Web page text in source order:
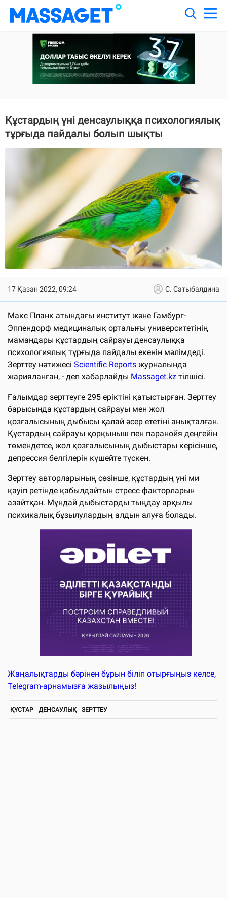
Құстардың үні денсаулыққа психологиялық
тұрғыда пайдалы болып шықты
17 Қазан 2022, 09:24 С. Сатыбалдина
Макс Планк атындағы институт және Гамбург-
Эппендорф медициналық орталығы университетінің
мамандары құстардың сайрауы денсаулыққа
психологиялық тұрғыда пайдалы екенін мәлімдеді.
Зерттеу нәтижесі Scientific Reports журналында
жарияланған, - деп хабарлайды Massaget.kz тілшісі.
Ғалымдар зерттеуге 295 еріктіні қатыстырған. Зерттеу
барысында құстардың сайрауы мен жол
қозғалысының дыбысы қалай әсер ететіні анықталған.
Құстардың сайрауы қорқыныш пен паранойя деңгейін
төмендетсе, жол қозғалысының дыбыстары керісінше,
депрессия белгілерін күшейте түскен.
Зерттеу авторларының сөзінше, құстардың үні ми
қауіп ретінде қабылдайтын стресс факторларын
азайтқан. Мұндай дыбыстарды тыңдау арқылы
психикалық бұзылулардың алдын алуға болады.
Жаңалықтарды бәрінен бұрын біліп отырғыңыз келсе,
Telegram-арнамызға жазылыңыз!
ҚҰСТАР ДЕНСАУЛЫҚ ЗЕРТТЕУ